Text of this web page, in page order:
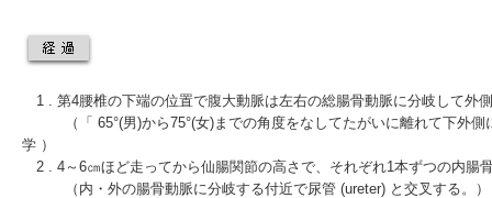
1 . 第4腰椎の下端の位置で腹大動脈は左右の総腸骨動脈に分岐して外
（「 65°(男)から75°(女)までの角度をなしてたがいに離れて下外側
学 ）
2 . 4～6㎝ほど走ってから仙腸関節の高さで、それぞれ1本ずつの内腸
（内・外の腸骨動脈に分岐する付近で尿管 (ureter) と交叉する。）